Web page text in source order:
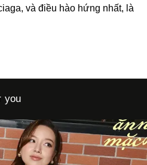
và điều hào hứng nhất, là
you